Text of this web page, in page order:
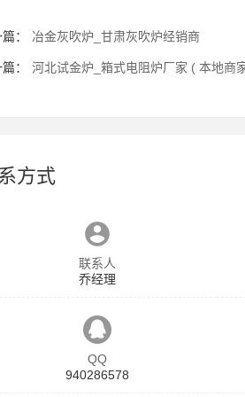
： 冶金灰吹炉_甘肃灰吹炉经销商
： 河北试金炉_箱式电阻炉厂家 ( 本地商
方式
联系人
乔经理
QQ
940286578